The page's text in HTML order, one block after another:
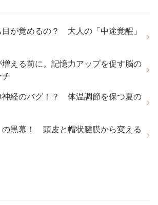
が覚めるの？ 大人の「中途覚醒」
増える前に。記憶力アップを促す脳の
神経のバグ！？ 体温調節を保つ夏の
の黒幕！ 頭皮と帽状腱膜から変える